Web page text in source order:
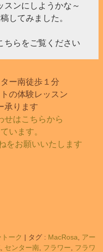
スンにしようかな～
してみました。
ちらをご覧ください
ー南徒歩１分
の体験レッスン
承ります
せはこちらから
います。
をお願いいたします
ーク | タグ : MacRosa
アー
, センター南, フラワー
フラワ